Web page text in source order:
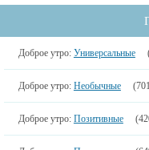
Доброе утро: Универсальные
Доброе утро: Необычные
Доброе утро: Позитивные